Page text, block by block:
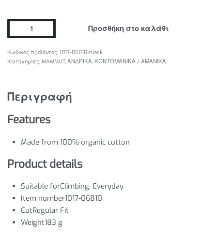
Προσθήκη στο καλάθι
1017-06810-black
Κατηγορίες: MAMMUT, ΑΝΔΡΙΚΑ, ΚΟΝΤΟΜΑΝΙΚΑ / ΑΜΑΝΙΚΑ
Περιγραφή
Features
Made from 100% organic cotton
Product details
Suitable forClimbing, Everyday
Item number1017-06810
CutRegular Fit
Weight183 g